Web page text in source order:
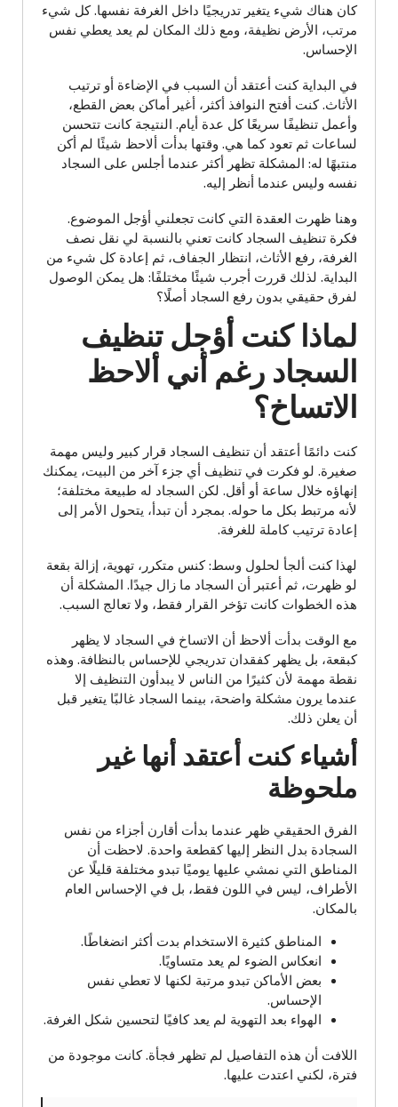
كان هناك شيء يتغير تدريجيًا داخل الغرفة نفسها. كل شيء
مرتب، الأرض نظيفة، ومع ذلك المكان لم يعد يعطي نفس
الإحساس.
في البداية كنت أعتقد أن السبب في الإضاءة أو ترتيب
الأثاث. كنت أفتح النوافذ أكثر، أغير أماكن بعض القطع،
وأعمل تنظيفًا سريعًا كل عدة أيام. النتيجة كانت تتحسن
لساعات ثم تعود كما هي. وقتها بدأت ألاحظ شيئًا لم أكن
منتبهًا له: المشكلة تظهر أكثر عندما أجلس على السجاد
نفسه وليس عندما أنظر إليه.
وهنا ظهرت العقدة التي كانت تجعلني أؤجل الموضوع.
فكرة تنظيف السجاد كانت تعني بالنسبة لي نقل نصف
الغرفة، رفع الأثاث، انتظار الجفاف، ثم إعادة كل شيء من
البداية. لذلك قررت أجرب شيئًا مختلفًا: هل يمكن الوصول
لفرق حقيقي بدون رفع السجاد أصلًا؟
لماذا كنت أؤجل تنظيف
السجاد رغم أني ألاحظ
الاتساخ؟
كنت دائمًا أعتقد أن تنظيف السجاد قرار كبير وليس مهمة
صغيرة. لو فكرت في تنظيف أي جزء آخر من البيت، يمكنك
إنهاؤه خلال ساعة أو أقل. لكن السجاد له طبيعة مختلفة؛
لأنه مرتبط بكل ما حوله. بمجرد أن تبدأ، يتحول الأمر إلى
إعادة ترتيب كاملة للغرفة.
لهذا كنت ألجأ لحلول وسط: كنس متكرر، تهوية، إزالة بقعة
لو ظهرت، ثم أعتبر أن السجاد ما زال جيدًا. المشكلة أن
هذه الخطوات كانت تؤخر القرار فقط، ولا تعالج السبب.
مع الوقت بدأت ألاحظ أن الاتساخ في السجاد لا يظهر
كبقعة، بل يظهر كفقدان تدريجي للإحساس بالنظافة. وهذه
نقطة مهمة لأن كثيرًا من الناس لا يبدأون التنظيف إلا
عندما يرون مشكلة واضحة، بينما السجاد غالبًا يتغير قبل
أن يعلن ذلك.
أشياء كنت أعتقد أنها غير
ملحوظة
الفرق الحقيقي ظهر عندما بدأت أقارن أجزاء من نفس
السجادة بدل النظر إليها كقطعة واحدة. لاحظت أن
المناطق التي نمشي عليها يوميًا تبدو مختلفة قليلًا عن
الأطراف، ليس في اللون فقط، بل في الإحساس العام
بالمكان.
المناطق كثيرة الاستخدام بدت أكثر انضغاطًا.
انعكاس الضوء لم يعد متساويًا.
بعض الأماكن تبدو مرتبة لكنها لا تعطي نفس
الإحساس.
الهواء بعد التهوية لم يعد كافيًا لتحسين شكل الغرفة.
اللافت أن هذه التفاصيل لم تظهر فجأة. كانت موجودة من
فترة، لكني اعتدت عليها.